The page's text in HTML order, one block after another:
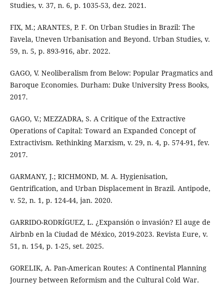
Studies, v. 37, n. 6, p. 1035-53, dez. 2021.
FIX, M.; ARANTES, P. F. On Urban Studies in Brazil: The
Favela, Uneven Urbanisation and Beyond. Urban Studies, v.
59, n. 5, p. 893-916, abr. 2022.
GAGO, V. Neoliberalism from Below: Popular Pragmatics and
Baroque Economies. Durham: Duke University Press Books,
2017.
GAGO, V.; MEZZADRA, S. A Critique of the Extractive
Operations of Capital: Toward an Expanded Concept of
Extractivism. Rethinking Marxism, v. 29, n. 4, p. 574-91, fev.
2017.
GARMANY, J.; RICHMOND, M. A. Hygienisation,
Gentrification, and Urban Displacement in Brazil. Antipode,
v. 52, n. 1, p. 124-44, jan. 2020.
GARRIDO-RODRÍGUEZ, L. ¿Expansión o invasión? El auge de
Airbnb en la Ciudad de México, 2019-2023. Revista Eure, v.
51, n. 154, p. 1-25, set. 2025.
GORELIK, A. Pan-American Routes: A Continental Planning
Journey between Reformism and the Cultural Cold War.